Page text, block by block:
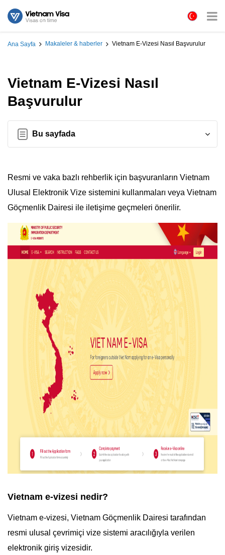
Ana Sayfa Makaleler & haberler Vietnam E-Vizesi Nasıl Başvurulur
Vietnam E-Vizesi Nasıl
Başvurulur
Bu sayfada
Resmi ve vaka bazlı rehberlik için başvuranların Vietnam
Ulusal Elektronik Vize sistemini kullanmaları veya Vietnam
Göçmenlik Dairesi ile iletişime geçmeleri önerilir.
Vietnam e-vizesi nedir?
Vietnam e-vizesi, Vietnam Göçmenlik Dairesi tarafından
resmi ulusal çevrimiçi vize sistemi aracılığıyla verilen
elektronik giriş vizesidir.